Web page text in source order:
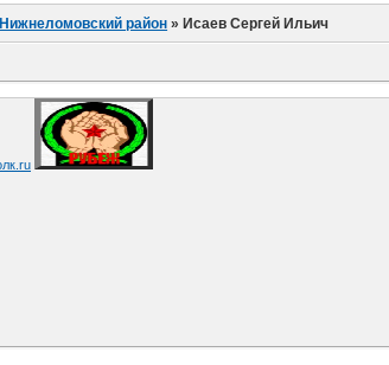
Нижнеломовский район » Исаев Сергей Ильич